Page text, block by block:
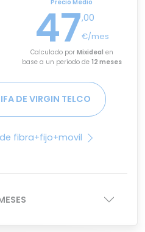
Precio Medio
47,00
€/mes
Calculado por Mixideal en
base a un periodo de 12 meses
DE VIRGIN TELCO
fibra+fijo+movil